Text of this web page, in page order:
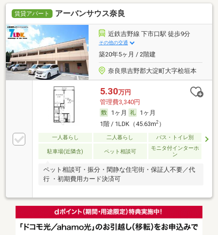
賃貸アパート アーバンサウス奈良
近鉄吉野線 下市口駅 徒歩9分
その他の交通
築20年5ヶ月 / 2階建
奈良県吉野郡大淀町大字桧垣本
5.30万円
管理費3,340円
1ヶ月
1ヶ月
1階 / 1LDK（45.63m2）
一人暮らし 二人暮らし バス・トイレ別
駐車場(近隣含) ペット相談可
モニタ付インターホ
ン
ペット相談可・振分・閑静な住宅街・保証人不要／代
行 ・初期費用カード決済可